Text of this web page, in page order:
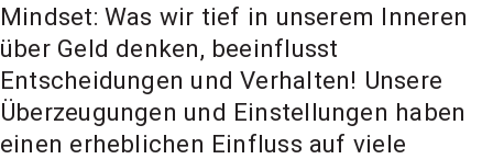
Mindset: Was wir tief in unserem Inneren
über Geld denken, beeinflusst
Entscheidungen und Verhalten! Unsere
Überzeugungen und Einstellungen haben
einen erheblichen Einfluss auf viele